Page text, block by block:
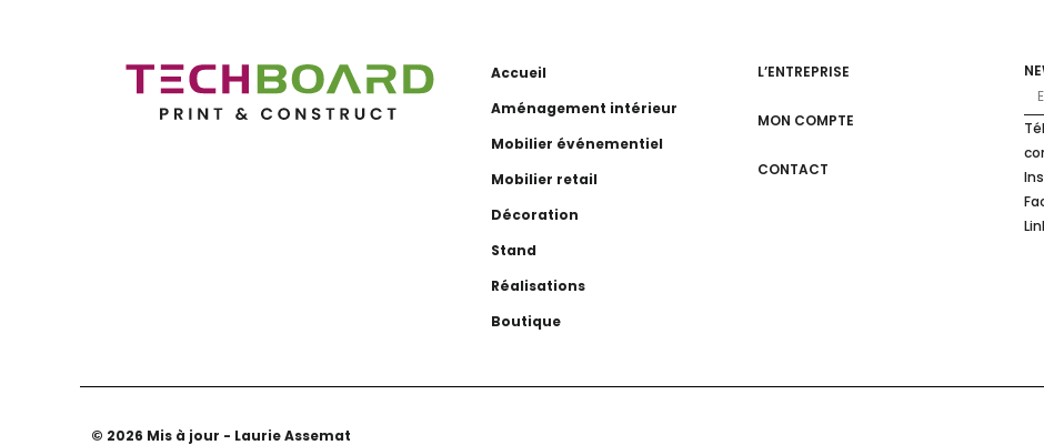
Accueil
Aménagement intérieur
Mobilier événementiel
Mobilier retail
Décoration
Stand
Réalisations
Boutique
L’ENTREPRISE
MON COMPTE
CONTACT
© 2026 Mis à jour - Laurie Assemat